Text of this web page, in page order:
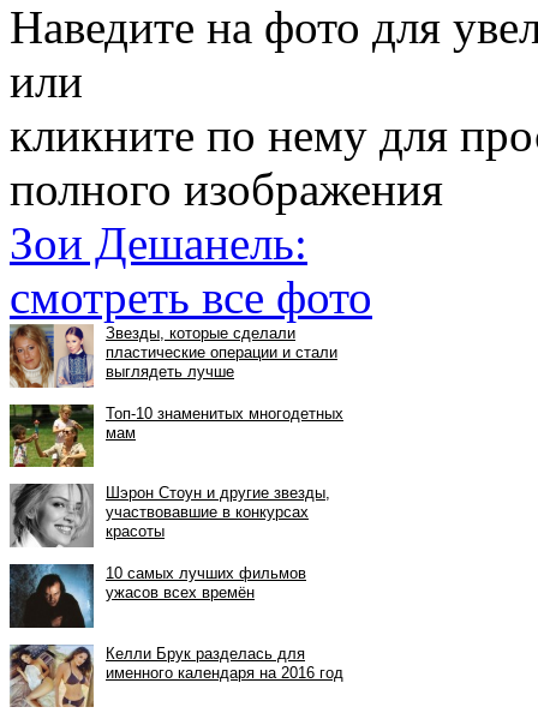
Наведите на фото для
или
кликните по нему для
полного изображения
Зои Дешанель:
смотреть все фото